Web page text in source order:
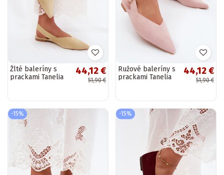
Žlté baleríny s
prackami Tanelia
44,12 €
51,90 €
Ružové baleríny s
prackami Tanelia
44,12 €
51,90 €
-15% -15%